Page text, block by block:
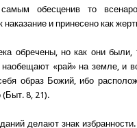
обесценив то
и принесено как
обречены, но как они были,
«рай» на земле, и
образ Божий, ибо
(Быт. 8, 21).
делают знак